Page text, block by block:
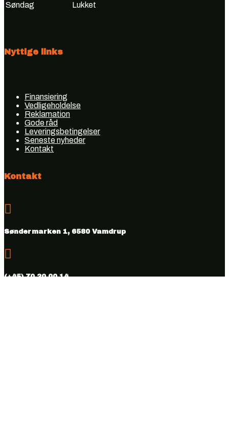
Søndag
Lukket
Nyttige links
Finansiering
Vedligeholdelse
Reklamation
Gode råd
Leveringsbetingelser
Seneste nyheder
Kontakt
Kontakt

Søndermarken 1, 6580 Vamdrup

(+45) 70 20 00 14